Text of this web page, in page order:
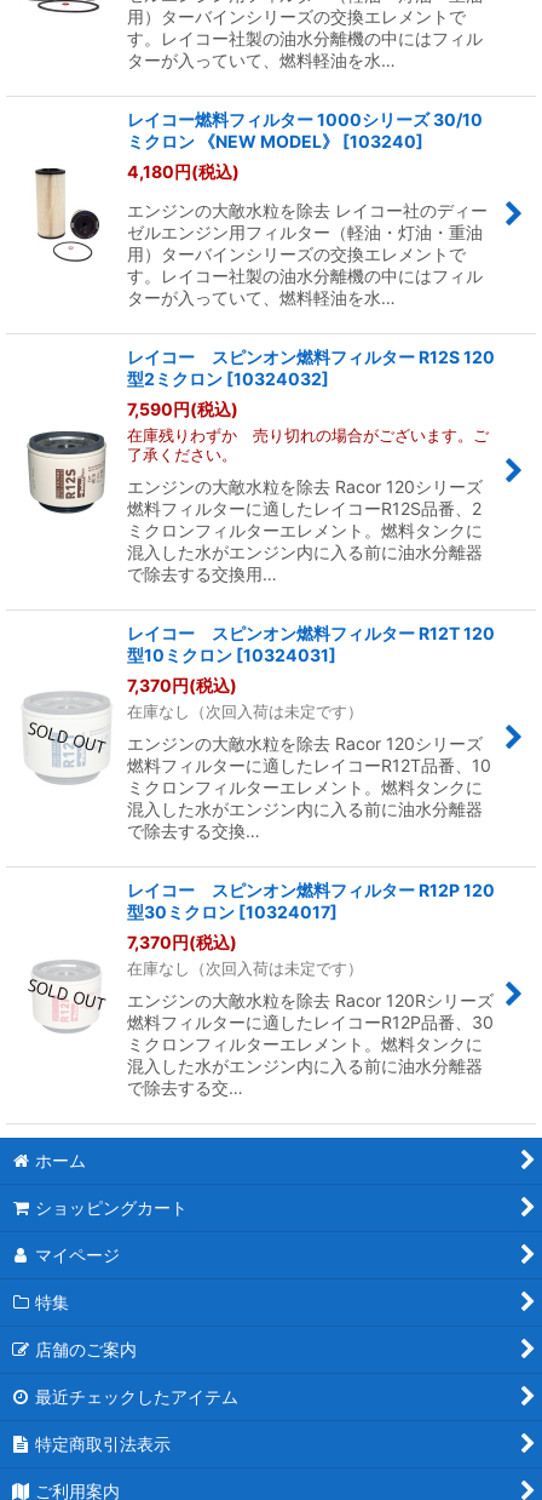
用）ターバインシリーズの交換エレメントで
す。レイコー社製の油水分離機の中にはフィル
ターが入っていて、燃料軽油を水…
レイコー燃料フィルター 1000シリーズ 30/10
ミクロン 《NEW MODEL》
[103240]
4,180円(税込)
エンジンの大敵水粒を除去 レイコー社のディー
ゼルエンジン用フィルター（軽油・灯油・重油
用）ターバインシリーズの交換エレメントで
す。レイコー社製の油水分離機の中にはフィル
ターが入っていて、燃料軽油を水…
レイコー スピンオン燃料フィルター R12S 120
型2ミクロン [10324032]
7,590円(税込)
在庫残りわずか 売り切れの場合がございます。ご
了承ください。
エンジンの大敵水粒を除去 Racor 120シリーズ
燃料フィルターに適したレイコーR12S品番、2
ミクロンフィルターエレメント。燃料タンクに
混入した水がエンジン内に入る前に油水分離器
で除去する交換用…
レイコー スピンオン燃料フィルター R12T 120
型10ミクロン [10324031]
7,370円(税込)
在庫なし（次回入荷は未定です）
エンジンの大敵水粒を除去 Racor 120シリーズ
燃料フィルターに適したレイコーR12T品番、10
ミクロンフィルターエレメント。燃料タンクに
混入した水がエンジン内に入る前に油水分離器
で除去する交換…
レイコー スピンオン燃料フィルター R12P 120
型30ミクロン [10324017]
7,370円(税込)
在庫なし（次回入荷は未定です）
エンジンの大敵水粒を除去 Racor 120Rシリーズ
燃料フィルターに適したレイコーR12P品番、30
ミクロンフィルターエレメント。燃料タンクに
混入した水がエンジン内に入る前に油水分離器
で除去する交…
ホーム
ショッピングカート
マイページ
特集
店舗のご案内
最近チェックしたアイテム
特定商取引法表示
ご利用案内